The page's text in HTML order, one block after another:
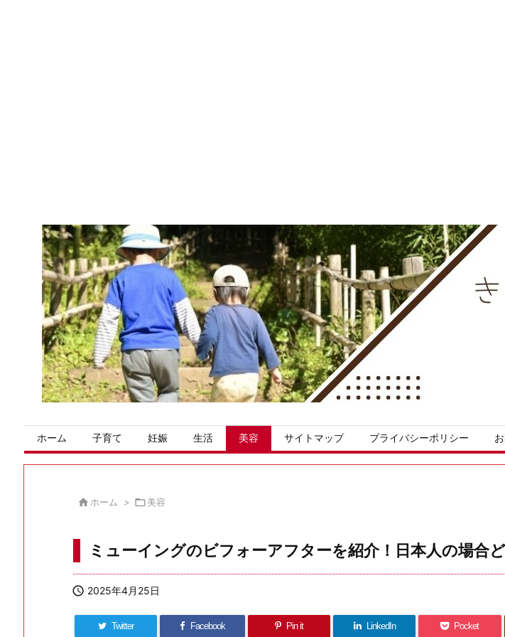
ホーム 子育て 妊娠 生活 美容 サイトマップ プライバシーポリシー
 ホーム > 美容
ミューイングのビフォーアフターを紹介！日本人の場合
 2025年4月25日
Twitter Facebook Pin it LinkedIn Pocket